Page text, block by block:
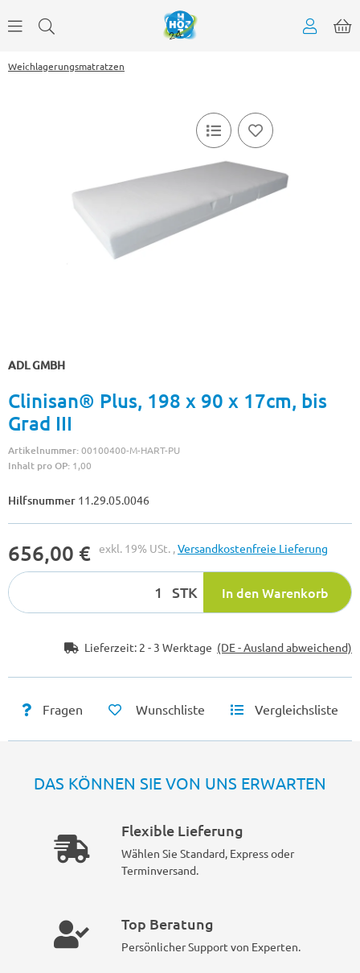
Weichlagerungsmatratzen
ADL GMBH
Clinisan® Plus, 198 x 90 x 17cm, bis
Grad III
Artikelnummer:00100400-M-HART-PU
Inhalt pro OP: 1,00
Hilfsnummer 11.29.05.0046
656,00 € exkl. 19% USt. ,Versandkostenfreie Lieferung
STK In den Warenkorb
Lieferzeit: 2 - 3 Werktage (DE - Ausland abweichend)
Fragen Wunschliste Vergleichsliste
DAS KÖNNEN SIE VON UNS ERWARTEN
Flexible Lieferung
Wählen Sie Standard, Express oder
Terminversand.
Top Beratung
Persönlicher Support von Experten.